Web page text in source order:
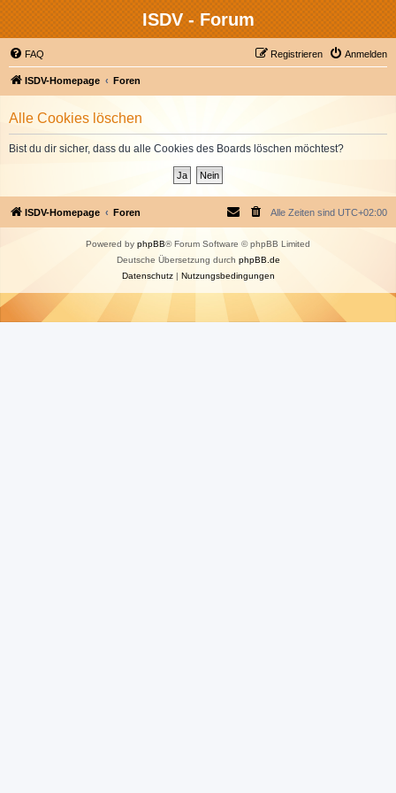
ISDV - Forum
FAQ Anmelden
Registrieren
ISDV-Homepage Foren
Alle Cookies löschen
Bist du dir sicher, dass du alle Cookies des Boards löschen möchtest?
ISDV-Homepage Foren Alle Zeiten sind UTC+02:00
Powered by phpBB® Forum Software © phpBB Limited
Deutsche Übersetzung durch phpBB.de
Datenschutz| Nutzungsbedingungen